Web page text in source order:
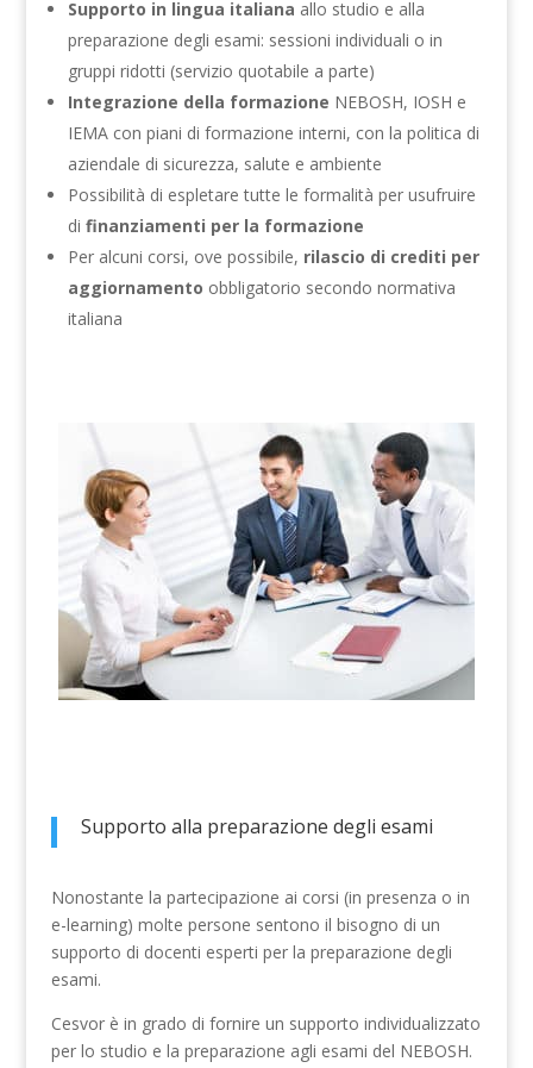
Supporto in lingua italiana allo studio e alla
preparazione degli esami: sessioni individuali o in
gruppi ridotti (servizio quotabile a parte)
Integrazione della formazione NEBOSH, IOSH e
IEMA con piani di formazione interni, con la politica di
aziendale di sicurezza, salute e ambiente
Possibilità di espletare tutte le formalità per usufruire
di finanziamenti per la formazione
Per alcuni corsi, ove possibile, rilascio di crediti per
aggiornamento obbligatorio secondo normativa
italiana
Supporto alla preparazione degli esami
Nonostante la partecipazione ai corsi (in presenza o in
e-learning) molte persone sentono il bisogno di un
supporto di docenti esperti per la preparazione degli
esami.
Cesvor è in grado di fornire un supporto individualizzato
per lo studio e la preparazione agli esami del NEBOSH.